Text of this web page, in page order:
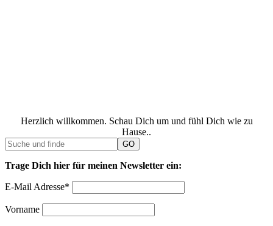
Herzlich willkommen. Schau Dich um und fühl Dich wie zu
Hause..
Trage Dich hier für meinen Newsletter ein:
E-Mail Adresse*
Vorname